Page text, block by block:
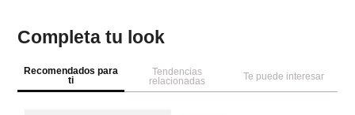
Completa tu look
Recomendados para
ti
Tendencias
relacionadas
Te puede interesar